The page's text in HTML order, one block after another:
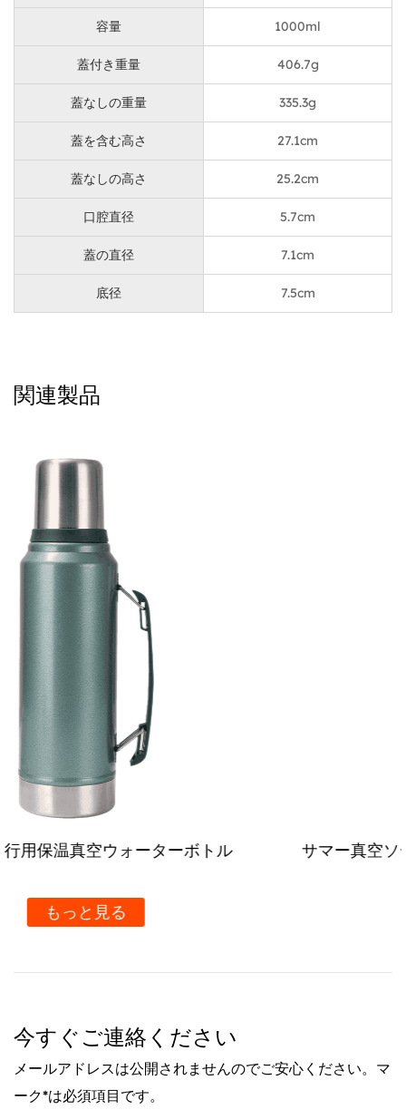
に大きな違いをもたらす小さな詳細です。
ボトルの軽量性も、アクティブなライフスタイルに欠か
せないボトルの特徴です。フロスト素材を使用している
ので、耐久性だけでなく扱いやすさにも優れています。
つや仕上げ消しは見た目の美しさを高めるだけでなく、
濡れた手や汗をかいた手でも滑りにくい、しっかりとし
たグリップを提供します。
ストロー口のもこのスポーツボトルの特徴です。 ボト
ルを後ろにデザインせずに飲める便利な方法で、運動中
や運動後に特に便利です。 ストローを使うと水の流れ
を制御できるので、こぼれるリスクが軽減されますこれ
は全体的な飲酒体験を向上させる小さな機能です。
す。さらに進化します。
う1つの側面です。あらゆる年齢層に適しており、家族
連れに最適です。お子様のスクールバッグ用に信頼でき
るボトルです。を探している親であっても、毎日の通勤
用でスタイリッシュなボトルを必要としている大人であ
っても、このボトルはニーズに応えます。
1L ホワイト ストロー口キャリングリング フロスト素材
スポーツボトルは、ワンタッチの水入れ容器ではありま
せん。現代のアクティブな個人のニーズに応え、考え抜
かれたデザインの製品です。大容量、便利なキャリング
リング、軽量デザイン、飲みやすさ使いやすいストロー
口、洗練されたつや消しの外観により、あらゆるライフ
スタイルに欠かせないアクセサリーとなっております。
追加する価値があります。
容量 1000ml
蓋付き重量 406.7g
蓋なしの重量 335.3g
蓋を含む高さ 27.1cm
蓋なしの高さ 25.2cm
口腔直径 5.7cm
蓋の直径 7.1cm
底径 7.5cm
関連製品
サマー真空ソーダタンブラー ストローハンドル
今すぐご連絡ください
メールアドレスは公開されませんのでご安心ください。マ
ーク*は必須項目です。